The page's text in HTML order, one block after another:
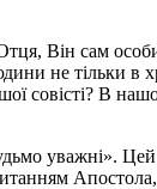
Він сам
не тільки в
совісті? В
уважні».
Апостола,